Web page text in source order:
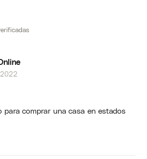
para comprar una casa en estados